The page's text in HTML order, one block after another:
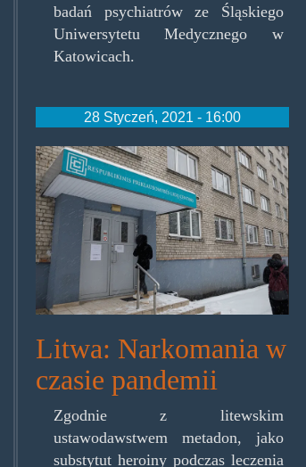
badań psychiatrów ze Śląskiego
Uniwersytetu Medycznego w
Katowicach.
28 Styczeń, 2021 - 16:00
metadon.png
Litwa: Narkomania w
czasie pandemii
Zgodnie z litewskim
ustawodawstwem metadon, jako
substytut heroiny podczas leczenia